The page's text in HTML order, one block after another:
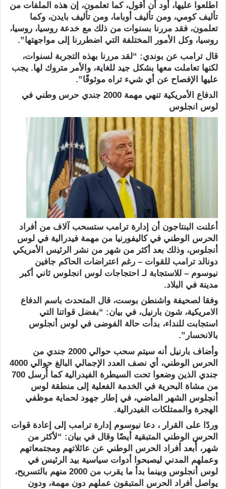
اطلعوا عليها، أود أن أقول، كما تعلمون، إن هذه الملفات من
تأليف كومي، ومن تأليف أوباما، ومن تأليف بايدن، وكما
تعلمون، فقد مررنا بسنوات من ذلك مع خدعة روسيا، روسيا،
روسيا، وكل الأمور المختلفة التي اضطررنا إلى مواجهتها”.
قال ترامب عن بوندي: “لقد مررنا بهذه التجربة لسنوات،
لكنها تعاملت معها بشكل جيد للغاية، والأمر متروك لها. يجب
عليها الإفصاح عن أي شيء تراه موثوقًا”.
الدفاع الأمريكية تنهي مهمة 2000 جندي حرس وطني في
لوس انجلوس
أعلنت البنتاجون أن إدارة ترامب ستسحب آلاف من أفراد
الحرس الوطني في كاليفورنيا من مهمة فيدرالية في لوس
أنجلوس، وذلك بعد أكثر من شهر من نشر الرئيس الأمريكي
دونالد ترامب للقوات – رغم اعتراضات الحاكم جافين
نيوسوم – للاستجابة لـ احتجاجات لوس انجلوس ثاني أكبر
مدينة في البلاد.
وفقا لصحيفة واشنطن بوست، قال المتحدث باسم الدفاع
الامريكية، شون بارنيل، في بيان: “بفضل قواتنا التي
استجابت للنداء، بدأت حالة الفوضى في لوس أنجلوس
بالانحسار”.
وأضاف بارنيل أنه سيتم سحب حوالي 2000 جندي من
الحرس الوطني، أي نصف العدد الإجمالي البالغ حوالي 4000
جندي الذين وضعوا تحت السيطرة الفيدرالية كما أُرسل 700
من مشاة البحرية في الخدمة الفعلية إلى منطقة لوس
أنجلوس الشهر الماضي، في إطار جهود لحماية موظفي
الهجرة والممتلكات الفيدرالية.
وردًا على القرار ، دعا نيوسوم إدارة ترامب إلى إعادة قوات
الحرس الوطني المتبقية أيضًا وقال في بيان: “لأكثر من
شهر، أُبعد أفراد الحرس الوطني عن عائلاتهم ومجتمعاتهم
وعملهم المدني ليصبحوا أدوات سياسية بيد الرئيس في
لوس أنجلوس وبينما بدأ ما يقرب من 2000 منهم بالتسريح،
يواصل أفراد الحرس المتبقون عملهم دون مهمة، ودون